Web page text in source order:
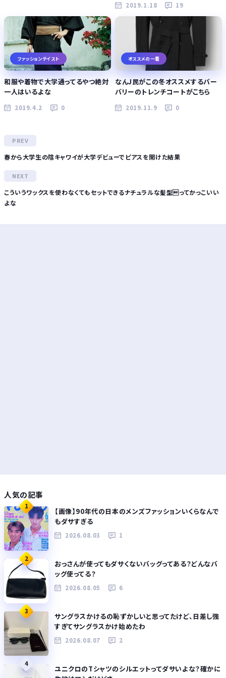
2019.1.18 19
ファッションテイスト
和服や着物で大学通ってるやつ絶対
一人はいるよな
2019.4.2 0
オススメの一着
なんJ民がこの冬オススメするバー
バリーのトレンチコートがこちら
2019.11.9 0
春から大学生の陰キャワイが大学デビューでピアスを開けた結果
こういうワックスを使わなくてもセットできるナチュラルな髪型ってかっこいい
よな
人気の記事
1
【画像】90年代の日本のメンズファッションいくらなんで
もダサすぎる
2026.08.03 1
2
おっさんが使ってもダサくないバッグってある？どんなバ
ッグ使ってる？
2026.08.05 6
3
サングラスかけるの恥ずかしいと思ってたけど、日差し強
すぎてサングラスかけ始めたわ
2026.08.07 2
4
ユニクロのTシャツのシルエットってダサいよな？確かに